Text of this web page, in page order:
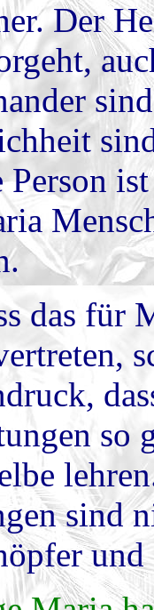
Der
das für
so
sind